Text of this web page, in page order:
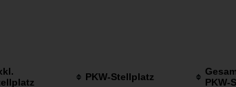
PKW-Stellplatz
PKW-